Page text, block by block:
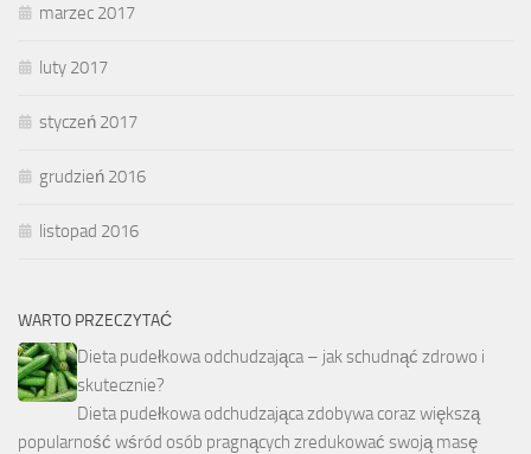
marzec 2017
luty 2017
styczeń 2017
grudzień 2016
listopad 2016
WARTO PRZECZYTAĆ
Dieta pudełkowa odchudzająca – jak schudnąć zdrowo i
skutecznie?
Dieta pudełkowa odchudzająca zdobywa coraz większą
popularność wśród osób pragnących zredukować swoją masę